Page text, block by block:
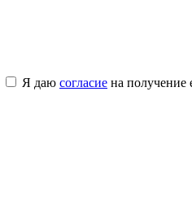
Я даю согласие на получение